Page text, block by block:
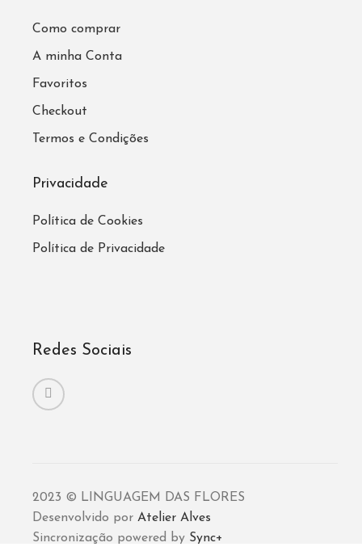
Como comprar
A minha Conta
Favoritos
Checkout
Termos e Condições
Privacidade
Política de Cookies
Política de Privacidade
Redes Sociais
2023 © LINGUAGEM DAS FLORES
Desenvolvido por Atelier Alves
Sincronização powered by Sync+